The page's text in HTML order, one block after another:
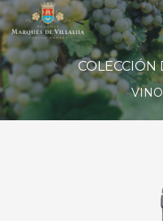
COLECCIÓN